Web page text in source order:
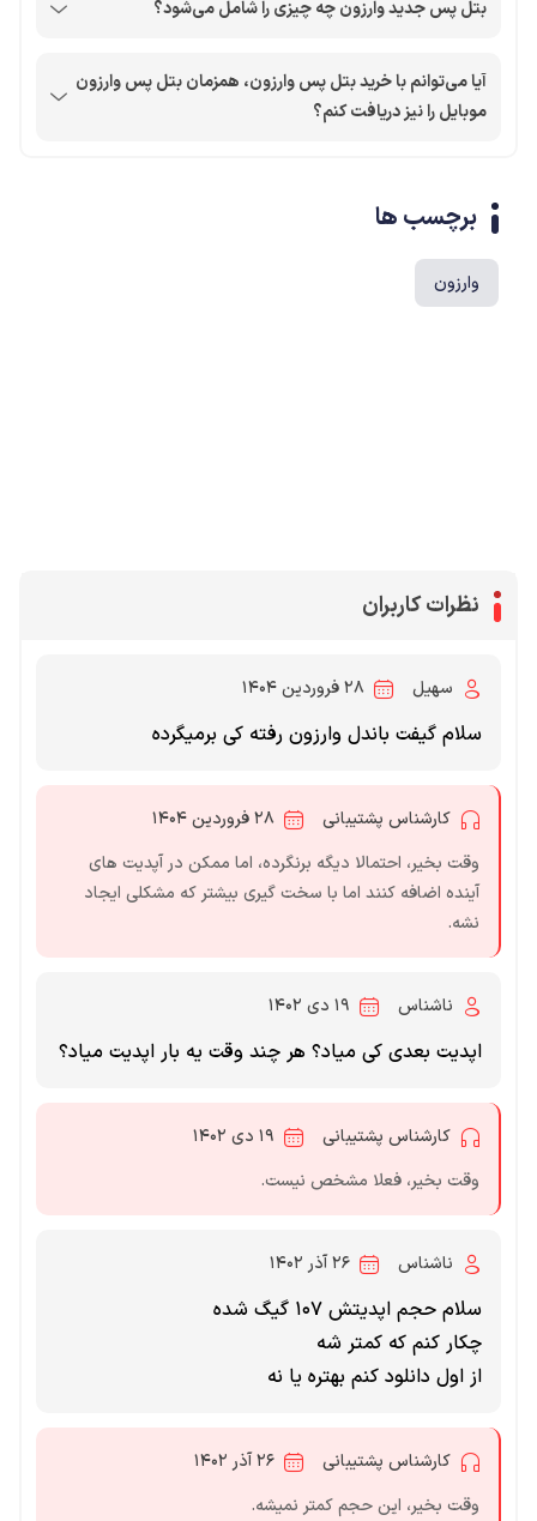
بتل پس جدید وارزون چه چیزی را شامل می‌شود؟
آیا می‌توانم با خرید بتل پس وارزون، همزمان بتل پس وارزون
موبایل را نیز دریافت کنم؟
برچسب ها
وارزون
نظرات کاربران
سهیل ۲۸ فروردین ۱۴۰۴
سلام گیفت باندل وارزون رفته کی برمیگرده
کارشناس پشتیبانی
۲۸ فروردین ۱۴۰۴
وقت بخیر، احتمالا دیگه برنگرده، اما ممکن در آپدیت های
آینده اضافه کنند اما با سخت گیری بیشتر که مشکلی ایجاد
نشه.
ناشناس ۱۹ دی ۱۴۰۲
اپدیت بعدی کی میاد؟ هر چند وقت یه بار اپدیت میاد؟
کارشناس پشتیبانی
۱۹ دی ۱۴۰۲
وقت بخیر، فعلا مشخص نیست.
ناشناس ۲۶ آذر ۱۴۰۲
سلام حجم اپدیتش ۱۰۷ گیگ شده
چکار کنم که کمتر شه
از اول دانلود کنم بهتره یا نه
کارشناس پشتیبانی
۲۶ آذر ۱۴۰۲
وقت بخیر، این حجم کمتر نمیشه.